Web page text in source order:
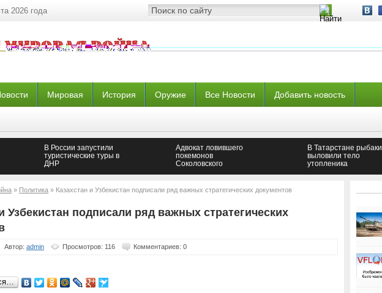
2026 года
Мировая История Оружие Все Новости Добавить новость
В России запустили
туристические туры в
ДНР
Адвокат ловившего
покемонов
Соколовского
В Татарстане рыбаки
выловили тело
утопленика
» Политика » Казахстан и Узбекистан подписали ряд важных стратегических документов
Узбекистан подписали ряд важных стратегических
Автор: admin Просмотров: 116 Комментариев: 0